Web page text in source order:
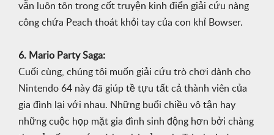
vẫn luôn tôn trong cốt truyện kinh điển giải cứu nàng
công chứa Peach thoát khỏi tay của con khỉ Bowser.
6. Mario Party Saga:
Cuối cùng, chúng tôi muốn giải cứu trò chơi dành cho
Nintendo 64 này đã giúp tề tựu tất cả thành viên của
gia đình lại với nhau. Những buổi chiều vô tận hay
những cuộc họp mặt gia đình sinh động hơn bởi chàng